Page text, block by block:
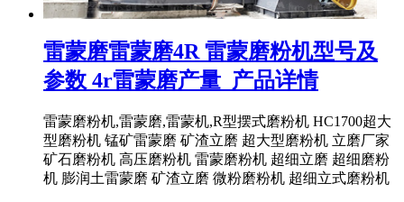
雷蒙磨雷蒙磨4R 雷蒙磨粉机型号及
参数 4r雷蒙磨产量_产品详情
雷蒙磨粉机,雷蒙磨,雷蒙机,R型摆式磨粉机 HC1700超大
型磨粉机 锰矿雷蒙磨 矿渣立磨 超大型磨粉机 立磨厂家
矿石磨粉机 高压磨粉机 雷蒙磨粉机 超细立磨 超细磨粉
机 膨润土雷蒙磨 矿渣立磨 微粉磨粉机 超细立式磨粉机